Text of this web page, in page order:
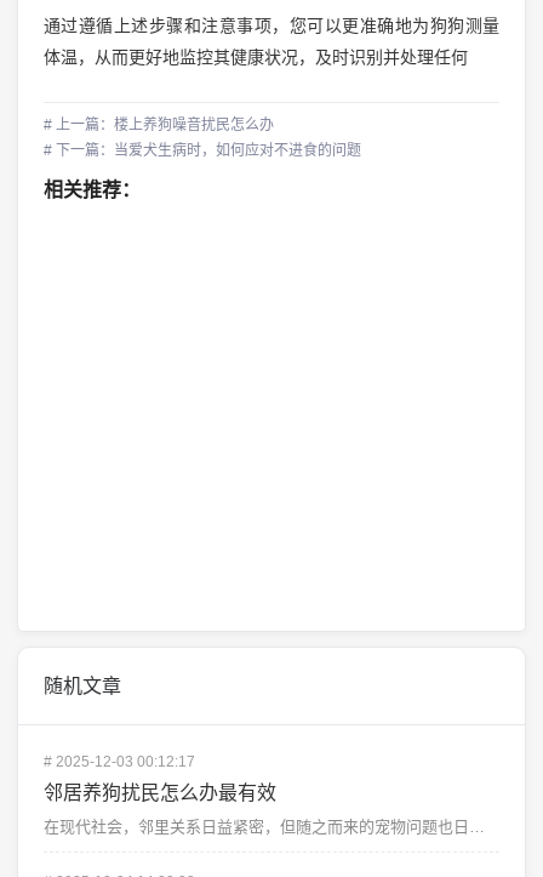
通过遵循上述步骤和注意事项，您可以更准确地为狗狗测量
体温，从而更好地监控其健康状况，及时识别并处理任何
# 上一篇：楼上养狗噪音扰民怎么办
# 下一篇：当爱犬生病时，如何应对不进食的问题
相关推荐：
随机文章
# 2025-12-03 00:12:17
邻居养狗扰民怎么办最有效